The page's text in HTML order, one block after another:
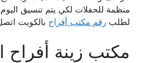
منظمة للحفلات لكي يتم تنسيق
لطلب رقم مكتب أفراح بالكويت
مكتب زينة أفراح